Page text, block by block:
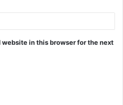
in this browser for the next